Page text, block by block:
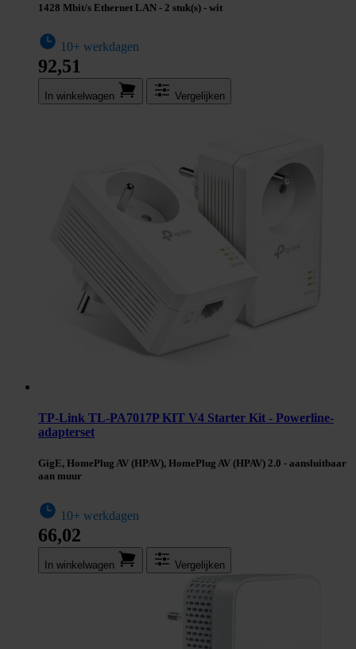
1428 Mbit/s Ethernet LAN - 2 stuk(s) - wit
10+ werkdagen
92,51
In winkel­wagen Vergelijken
TP-Link TL-PA7017P KIT V4 Starter Kit - Powerline-
adapterset
GigE, HomePlug AV (HPAV), HomePlug AV (HPAV) 2.0 - aansluitbaar
aan muur
10+ werkdagen
66,02
In winkel­wagen Vergelijken